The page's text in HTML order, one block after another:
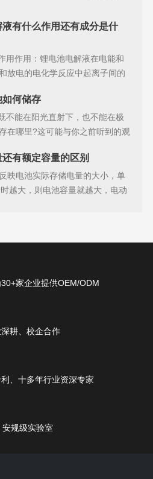
有什么作用还有成分是什
用作用：锂电池电解液在电能和
放电的电化学反应中起离子间的
如何储存
不能在阳光直射下，也不能在极
在哪里?这可能与你之前听到的观
有额定容量的区别
映电池实际存储电量的大小，单
越大，则电池容量就越大，电动
家企业提供OEM/ODM
耕、校企合作
、十多年行业资深专家
规级实验室